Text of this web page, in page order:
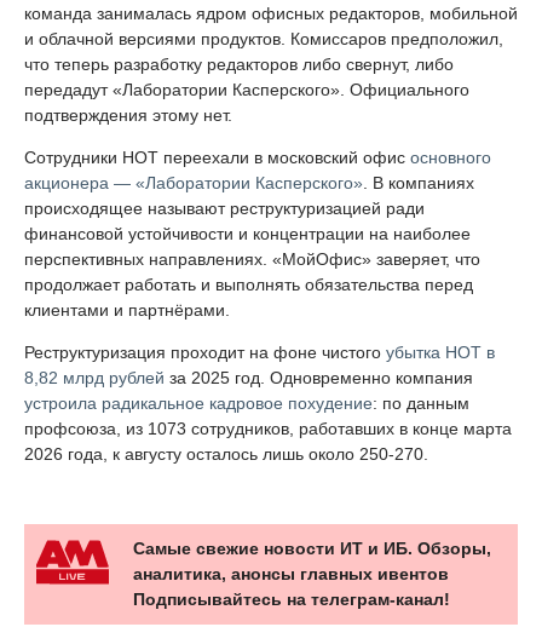
команда занималась ядром офисных редакторов, мобильной
и облачной версиями продуктов. Комиссаров предположил,
что теперь разработку редакторов либо свернут, либо
передадут «Лаборатории Касперского». Официального
подтверждения этому нет.
Сотрудники НОТ переехали в московский офис основного
акционера — «Лаборатории Касперского» . В компаниях
происходящее называют реструктуризацией ради
финансовой устойчивости и концентрации на наиболее
перспективных направлениях. «МойОфис» заверяет, что
продолжает работать и выполнять обязательства перед
клиентами и партнёрами.
Реструктуризация проходит на фоне чистого убытка НОТ в
8,82 млрд рублей за 2025 год. Одновременно компания
устроила радикальное кадровое похудение: по данным
профсоюза, из 1073 сотрудников, работавших в конце марта
2026 года, к августу осталось лишь около 250-270.
Самые свежие новости ИТ и ИБ. Обзоры,
аналитика, анонсы главных ивентов
Подписывайтесь на телеграм-канал!